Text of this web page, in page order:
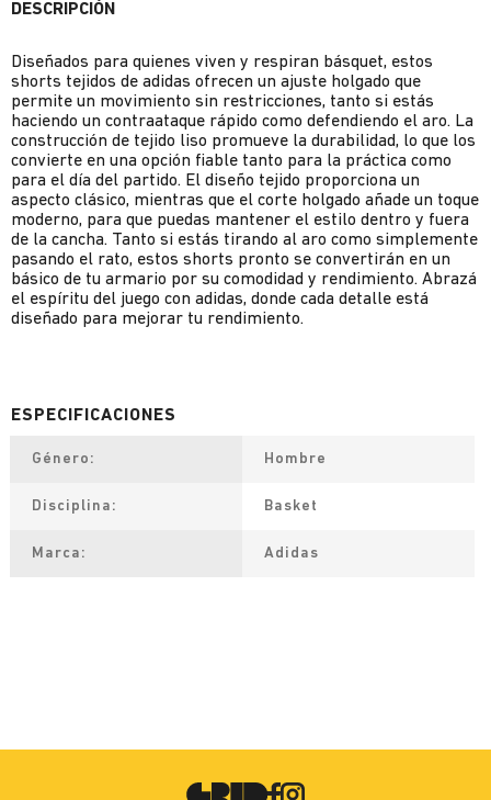
DESCRIPCIÓN
Diseñados para quienes viven y respiran básquet, estos
shorts tejidos de adidas ofrecen un ajuste holgado que
permite un movimiento sin restricciones, tanto si estás
haciendo un contraataque rápido como defendiendo el aro. La
construcción de tejido liso promueve la durabilidad, lo que los
convierte en una opción fiable tanto para la práctica como
para el día del partido. El diseño tejido proporciona un
aspecto clásico, mientras que el corte holgado añade un toque
moderno, para que puedas mantener el estilo dentro y fuera
de la cancha. Tanto si estás tirando al aro como simplemente
pasando el rato, estos shorts pronto se convertirán en un
básico de tu armario por su comodidad y rendimiento. Abrazá
el espíritu del juego con adidas, donde cada detalle está
diseñado para mejorar tu rendimiento.
Género Hombre
Disciplina Basket
Marca Adidas